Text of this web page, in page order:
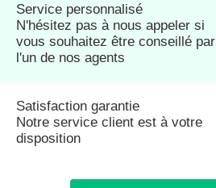
Service personnalisé
N'hésitez pas à nous appeler si
vous souhaitez être conseillé par
l'un de nos agents
Satisfaction garantie
Notre service client est à votre
disposition